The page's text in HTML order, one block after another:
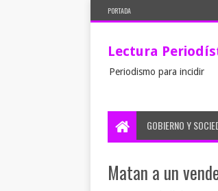
PORTADA
Lectura
Periodismo para incidir
GOBIERNO Y
Matan a un